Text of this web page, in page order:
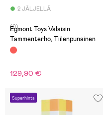
2 JÄLJELLÄ
(0)
Egmont Toys Valaisin
Tammenterho, Tiilenpunainen
129,90 €
Superhinta